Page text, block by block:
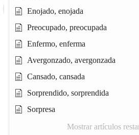
Enojado, enojada
Preocupado, preocupada
Enfermo, enferma
Avergonzado, avergonzada
Cansado, cansada
Sorprendido, sorprendida
Sorpresa
Mostrar artículos